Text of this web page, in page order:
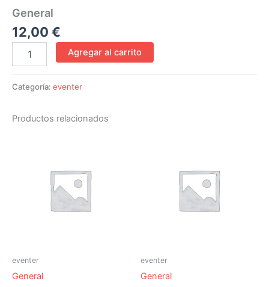
General
12,00 €
Agregar al carrito
Categoría: eventer
Productos relacionados
eventer
General
eventer
General